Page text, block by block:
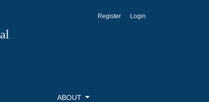
ABOUT
Register Login